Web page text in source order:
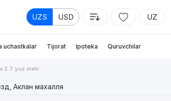
UZS USD UZ
uchastkalar Tijorat Ipoteka Quruvchilar
2.7 yuz metr
Аклан махалля